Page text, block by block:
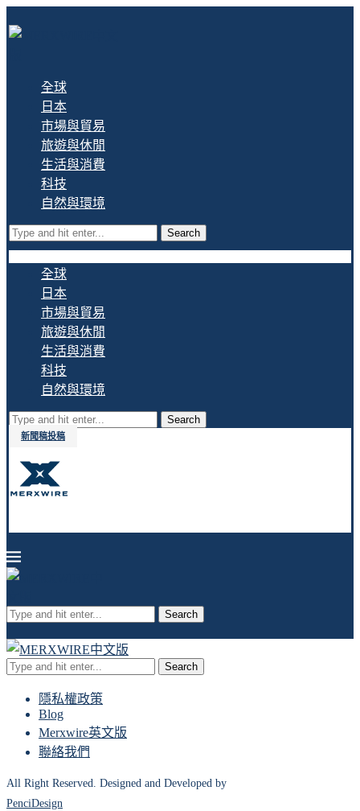
全球
日本
市場與貿易
旅遊與休閒
生活與消費
科技
自然與環境
Search
全球
日本
市場與貿易
旅遊與休閒
生活與消費
科技
自然與環境
Search
新聞稿投稿
Search
Search
隱私權政策
Blog
Merxwire英文版
聯絡我們
All Right Reserved. Designed and Developed by
PenciDesign